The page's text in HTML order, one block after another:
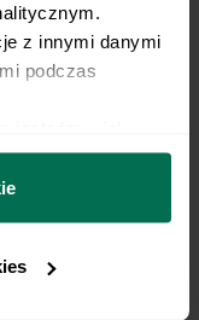
z innymi danymi
podczas
sposób
wszystkie
(góra-dół).